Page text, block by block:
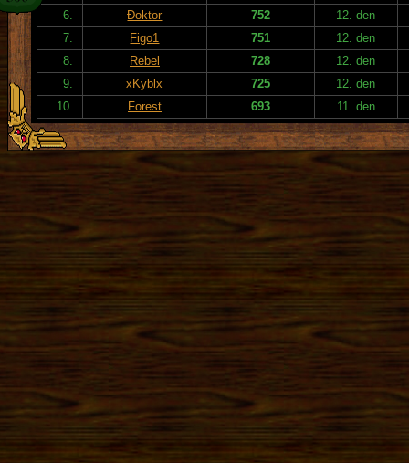
6.
Đoktor 752
12. den
7.
Figo1 751
12. den
8.
Rebel 728
12. den
9.
xKyblx 725
12. den
10.
Forest 693 11. den